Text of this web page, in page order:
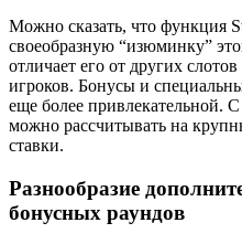
Можно сказать, что функция
своеобразную “изюминку”
отличает его от других
игроков. Бонусы и
еще более привлекательной.
можно рассчитывать на
ставки.
Разнообразие
бонусных раундов